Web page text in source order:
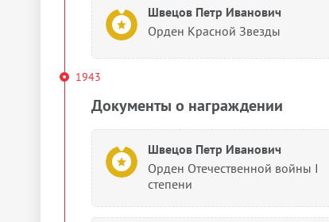
Швецов Петр Иванович
Орден Красной Звезды
1943
Документы о награждении
Швецов Петр Иванович
Орден Отечественной войны I
степени